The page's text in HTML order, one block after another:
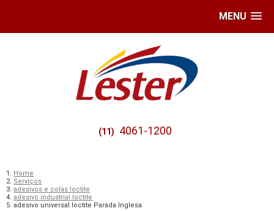
MENU
(11) 4061-1200
Home
Serviços
adesivos e colas loctite
adesivo industrial loctite
adesivo universal loctite Parada Inglesa